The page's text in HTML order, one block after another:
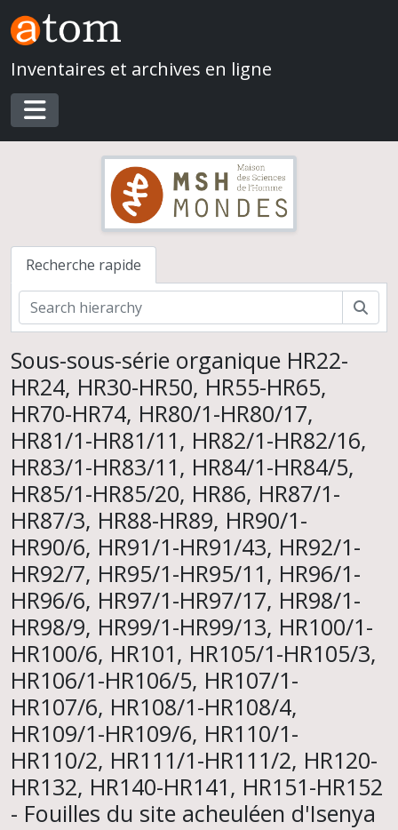
Skip to main content
Inventaires et archives en ligne
Toggle navigation
Recherche rapide
Sous-sous-série organique HR22-
HR24, HR30-HR50, HR55-HR65,
HR70-HR74, HR80/1-HR80/17,
HR81/1-HR81/11, HR82/1-HR82/16,
HR83/1-HR83/11, HR84/1-HR84/5,
HR85/1-HR85/20, HR86, HR87/1-
HR87/3, HR88-HR89, HR90/1-
HR90/6, HR91/1-HR91/43, HR92/1-
HR92/7, HR95/1-HR95/11, HR96/1-
HR96/6, HR97/1-HR97/17, HR98/1-
HR98/9, HR99/1-HR99/13, HR100/1-
HR100/6, HR101, HR105/1-HR105/3,
HR106/1-HR106/5, HR107/1-
HR107/6, HR108/1-HR108/4,
HR109/1-HR109/6, HR110/1-
HR110/2, HR111/1-HR111/2, HR120-
HR132, HR140-HR141, HR151-HR152
- Fouilles du site acheuléen d'Isenya